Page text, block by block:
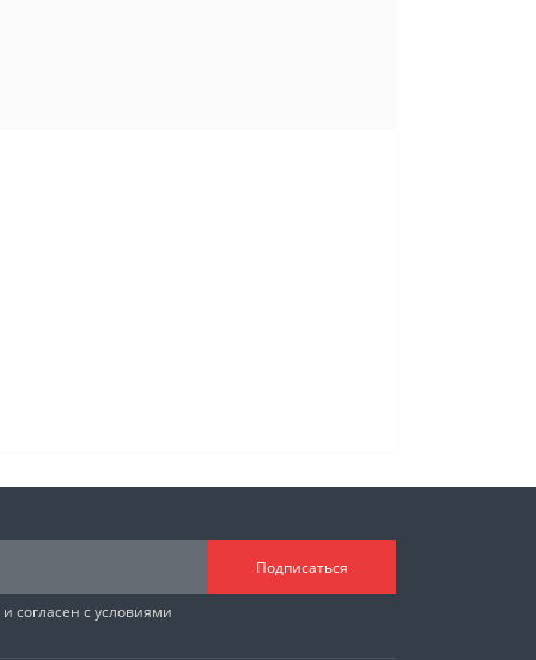
Подписаться
и согласен с условиями